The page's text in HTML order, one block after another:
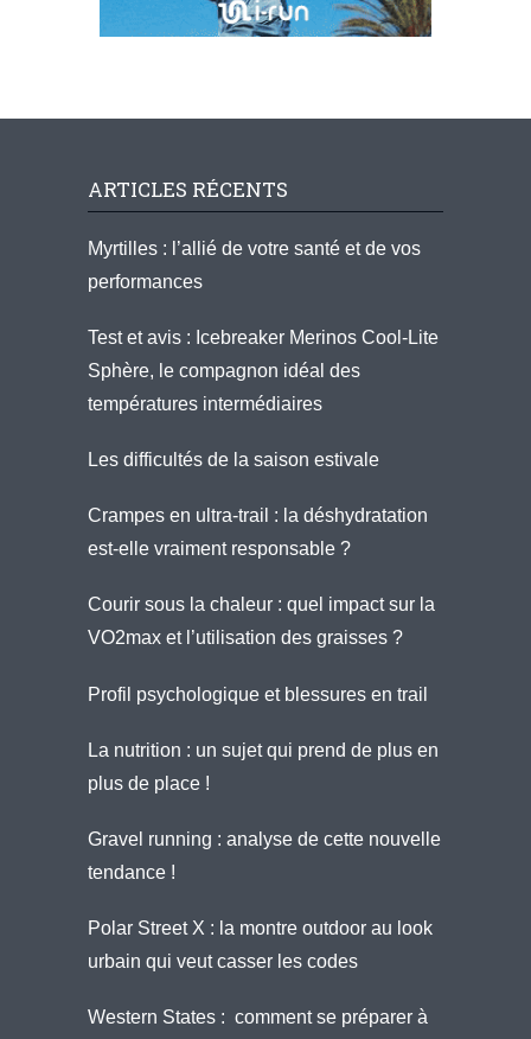
ARTICLES RÉCENTS
Myrtilles : l’allié de votre santé et de vos
performances
Test et avis : Icebreaker Merinos Cool-Lite
Sphère, le compagnon idéal des
températures intermédiaires
Les difficultés de la saison estivale
Crampes en ultra-trail : la déshydratation
est-elle vraiment responsable ?
Courir sous la chaleur : quel impact sur la
VO2max et l’utilisation des graisses ?
Profil psychologique et blessures en trail
La nutrition : un sujet qui prend de plus en
plus de place !
Gravel running : analyse de cette nouvelle
tendance !
Polar Street X : la montre outdoor au look
urbain qui veut casser les codes
Western States : comment se préparer à